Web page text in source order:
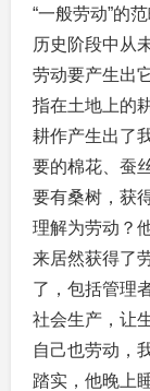
“一般劳动”的
历史阶段中从
劳动要产生出
指在土地上的
耕作产生出了
要的棉花、蚕
要有桑树，获
理解为劳动？
来居然获得了
了，包括管理
社会生产，让
自己也劳动，
踏实，他晚上